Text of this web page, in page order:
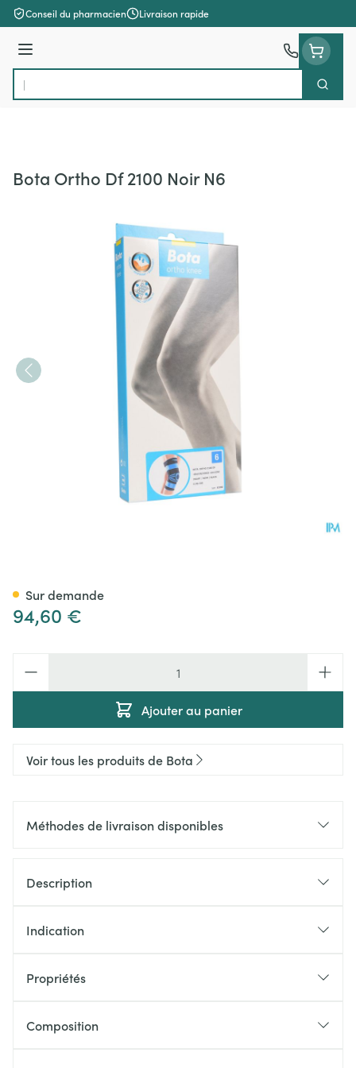
Aller au contenu
Conseil du pharmacien Livraison rapide
Menu
Rechercher
Bota Ortho Df 2100 Noir N6
94,60 €
Ajouter au panier
Sur demande
Voir tous les produits de Bota
Méthodes de livraison disponibles
Description
Indication
Propriétés
Composition